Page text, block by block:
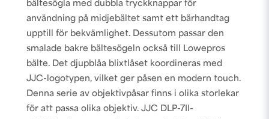
bältesögla med dubbla tryckknappar för
användning på midjebältet samt ett bärhandtag
upptill för bekvämlighet. Dessutom passar den
smalade bakre bältesögeln också till Lowepros
bälte. Det djupblåa blixtlåset koordineras med
JJC-logotypen, vilket ger påsen en modern touch.
Denna serie av objektivpåsar finns i olika storlekar
för att passa olika objektiv. JJC DLP-7II-